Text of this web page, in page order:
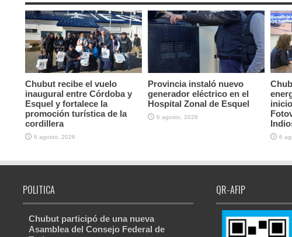
Chubut recibe el vuelo
inaugural entre Córdoba y
Esquel y fortalece la
promoción turística de la
cordillera
6 agosto, 2026
Provincia instaló nuevo
generador eléctrico en el
Hospital Zonal de Esquel
6 agosto, 2026
6
POLITICA
Chubut participó de una nueva
Asamblea del Consejo Federal de
QR-AFIP